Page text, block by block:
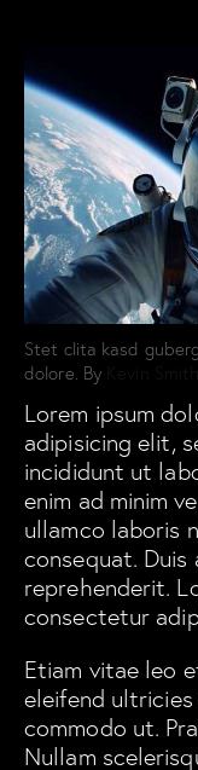
Stet clita kasd
dolore. By
Lorem ipsum
adipisicing elit,
incididunt ut
enim ad minim
ullamco laboris
consequat.
reprehenderit.
consectetur
Etiam vitae leo
eleifend
commodo ut.
Nullam